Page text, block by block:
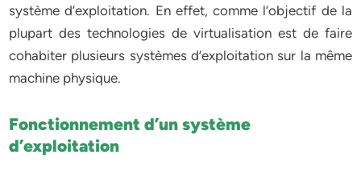
système d’exploitation. En effet, comme l’objectif de la
plupart des technologies de virtualisation est de faire
cohabiter plusieurs systèmes d’exploitation sur la même
machine physique.
Fonctionnement d’un système
d’exploitation